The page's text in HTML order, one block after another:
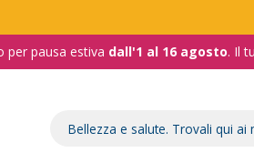
per pausa estiva dall'1 al 16 agosto. Il